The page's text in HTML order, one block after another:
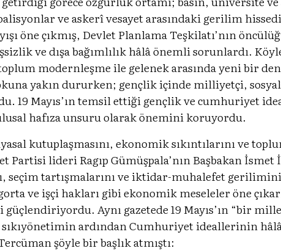
ve askerî vesayet arasındaki gerilim
öne çıkmış, Devlet Planlama Teşkilatı’nın
ve dışa bağımlılık hâlâ önemli sorunlardı.
modernleşme ile gelenek arasında yeni bir
yakın dururken; gençlik içinde milliyetçi,
19 Mayıs’ın temsil ettiği gençlik ve cumhuriyet
hafıza unsuru olarak önemini koruyordu.
kutuplaşmasını, ekonomik sıkıntılarını ve
lideri Ragıp Gümüşpala’nın Başbakan İsmet
seçim tartışmalarını ve iktidar-muhalefet
ve işçi hakları gibi ekonomik meseleler öne
Aynı gazetede 19 Mayıs’ın “bir
sıkıyönetimin ardından Cumhuriyet ideallerinin
şöyle bir başlık atmıştı: